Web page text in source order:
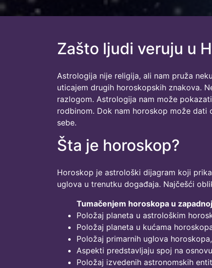
Zašto ljudi veruju u
Astrologija nije religija, ali nam pruža
uticajem drugih horoskopskih znakova.
razlogom. Astrologija nam može
rodbinom. Dok nam horoskop može dati
sebe.
Šta je horoskop?
Horoskop je astrološki dijagram koji
uglova u trenutku događaja. Najčešći
Tumačenjem horoskopa u
Položaj planeta u astrološkim
Položaj planeta u kućama
Položaj primarnih uglova horoskopa,
Aspekti predstavljaju spoj na
Položaj izvedenih astronomskih